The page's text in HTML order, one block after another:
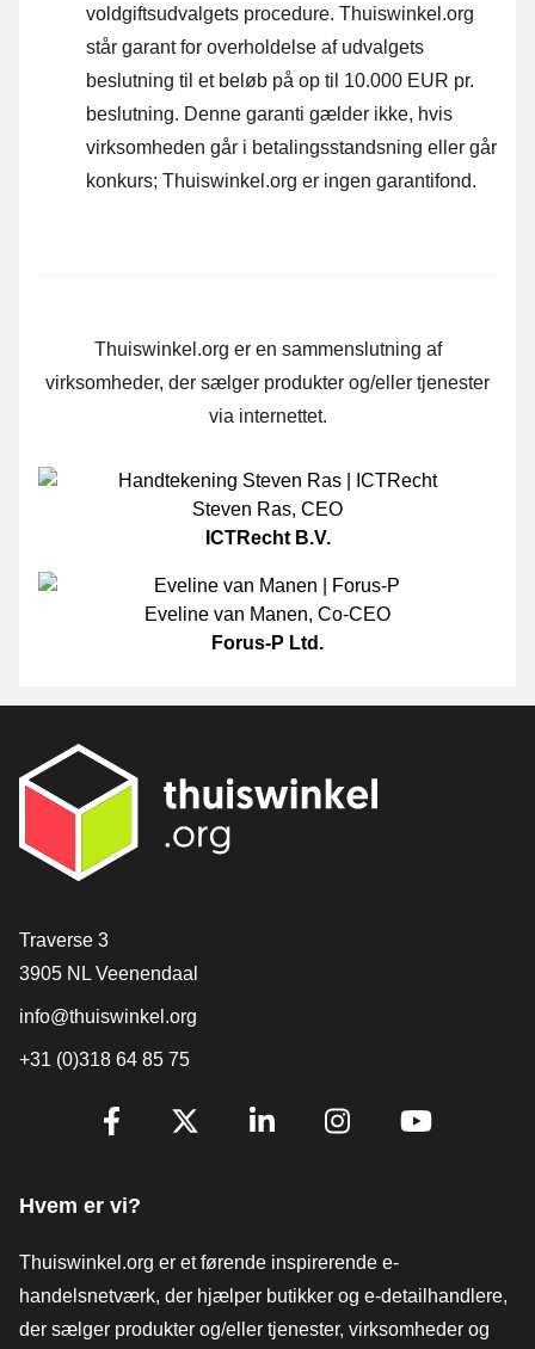
voldgiftsudvalgets procedure. Thuiswinkel.org
står garant for overholdelse af udvalgets
beslutning til et beløb på op til 10.000 EUR pr.
beslutning. Denne garanti gælder ikke, hvis
virksomheden går i betalingsstandsning eller går
konkurs; Thuiswinkel.org er ingen garantifond.
Thuiswinkel.org er en sammenslutning af
virksomheder, der sælger produkter og/eller tjenester
via internettet.
Steven Ras, CEO
ICTRecht B.V.
Eveline van Manen, Co-CEO
Forus-P Ltd.
[_General:Contact]
Traverse 3
3905 NL Veenendaal
info@thuiswinkel.org
+31 (0)318 64 85 75
[_General:SocialMediaTitle]
Hvem er vi?
Thuiswinkel.org er et førende inspirerende e-
handelsnetværk, der hjælper butikker og e-detailhandlere,
der sælger produkter og/eller tjenester, virksomheder og